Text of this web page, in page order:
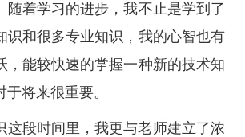
随着学习的进步，我不止是学到了
识和很多专业知识，我的心智也有
，能较快速的掌握一种新的技术知
将来很重要。
这段时间里，我更与老师建立了浓